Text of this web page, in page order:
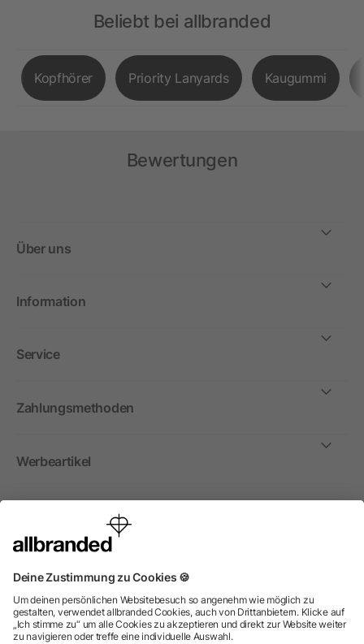
Beliebt bei allbranded
Kopfhörer Priority Lanyards Kaugummi
Bewertungen
Über uns
Information
Service
Zahlungsmethoden
Werbeartikel
International